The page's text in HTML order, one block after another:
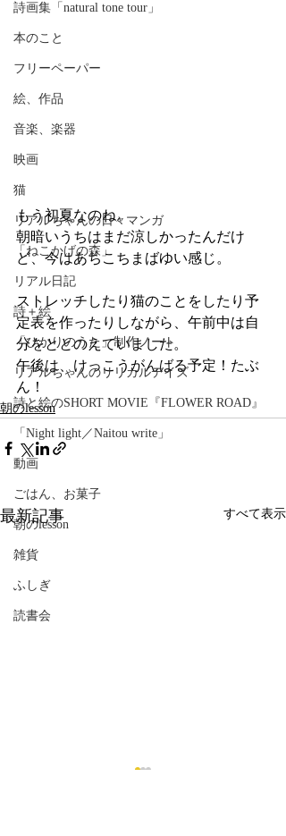
詩画集「natural tone tour」
本のこと
フリーペーパー
絵、作品
音楽、楽器
映画
猫
リアルちゃんの日々マンガ
「ねこかげの森」
リアル日記
詩＋絵
「ひかりのうた」制作ノート
リアルちゃんのリリカルデイズ
詩と絵のSHORT MOVIE『FLOWER ROAD』
「Night light／Naitou write」
動画
ごはん、お菓子
朝のlesson
雑貨
ふしぎ
読書会
もう初夏なのね。
朝暗いうちはまだ涼しかったんだけ
ど、今はあちこちまばゆい感じ。
ストレッチしたり猫のことをしたり予
定表を作ったりしながら、午前中は自
分をととのえていました。
午後は、けっこうがんばる予定！たぶ
ん！
朝のlesson
最新記事 すべて表示